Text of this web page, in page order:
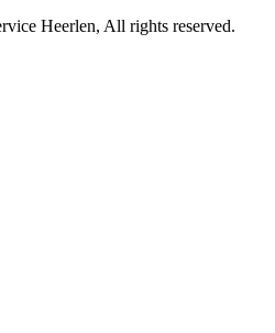
Heerlen, All rights reserved.